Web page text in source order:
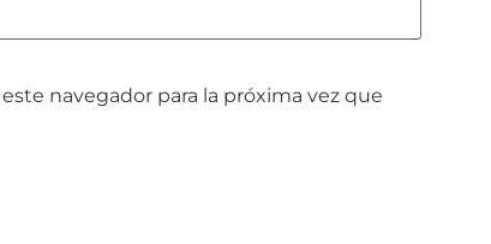
navegador para la próxima vez que